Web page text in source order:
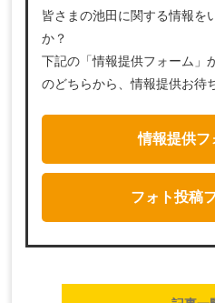
皆さまの池田に関する情報を
か？
下記の「情報提供フォーム」
のどちらから、情報提供お待
情報提供フ
フォト投稿